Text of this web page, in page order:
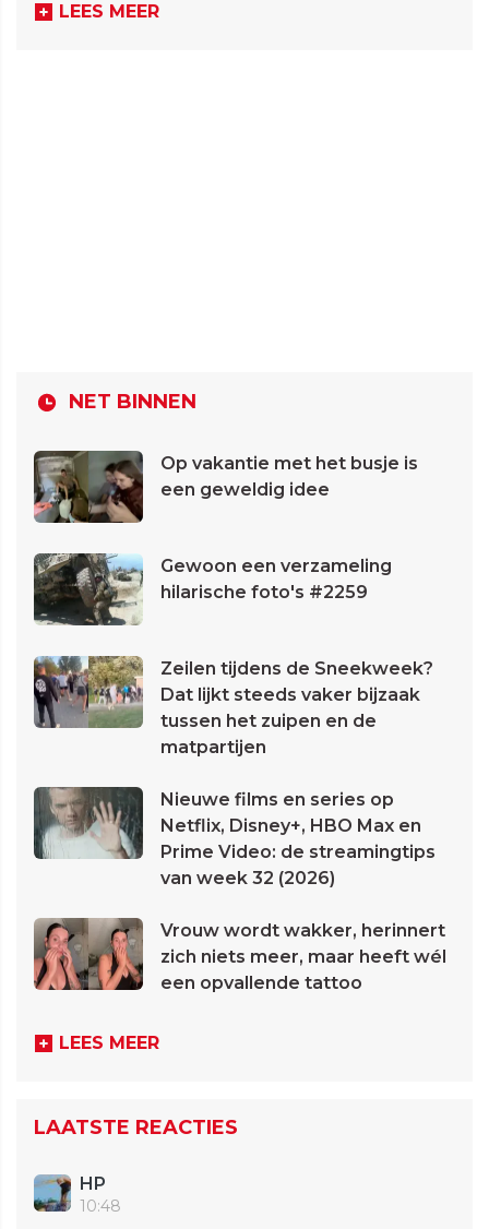
LEES MEER
NET BINNEN
Op vakantie met het busje is
een geweldig idee
Gewoon een verzameling
hilarische foto's #2259
Zeilen tijdens de Sneekweek?
Dat lijkt steeds vaker bijzaak
tussen het zuipen en de
matpartijen
Nieuwe films en series op
Netflix, Disney+, HBO Max en
Prime Video: de streamingtips
van week 32 (2026)
Vrouw wordt wakker, herinnert
zich niets meer, maar heeft wél
een opvallende tattoo
LEES MEER
LAATSTE REACTIES
HP
10:48